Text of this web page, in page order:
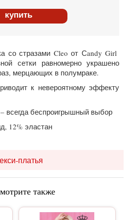
купить
со стразами Cleo от Сandy Girl
сетки равномерно украшено
мерцающих в полумраке.
к невероятному эффекту
всегда беспроигрышный выбор
12% эластан
платья
также